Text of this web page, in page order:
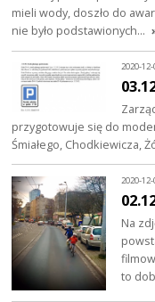
mieli wody, doszło do
nie było podstawionych…
2020-
przygotowuje się do
Śmiałego, Chodkiewicza,
2020-
Na
to